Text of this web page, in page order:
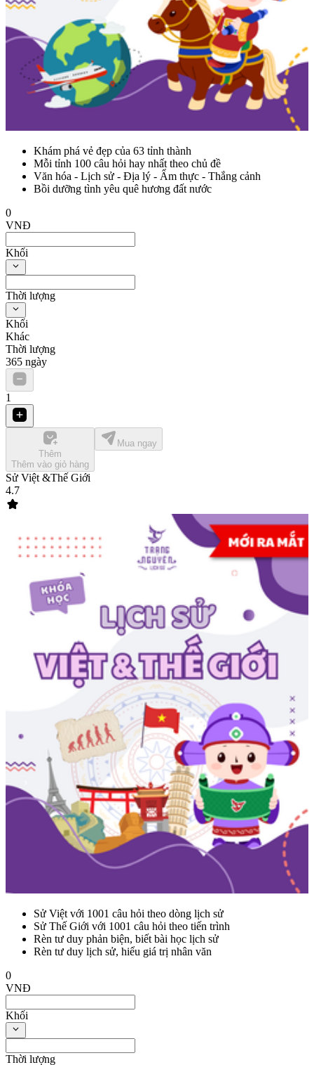
Khám phá vẻ đẹp của 63 tỉnh thành
Mỗi tỉnh 100 câu hỏi hay nhất theo chủ đề
Văn hóa - Lịch sử - Địa lý - Ẩm thực - Thắng cảnh
Bồi dưỡng tình yêu quê hương đất nước
0
VNĐ
Khối
Thời lượng
Khối
Khác
Thời lượng
365 ngày
1
Thêm
Thêm vào giỏ hàng
Mua ngay
Sử Việt &Thế Giới
4.7
Sử Việt với 1001 câu hỏi theo dòng lịch sử
Sử Thế Giới với 1001 câu hỏi theo tiến trình
Rèn tư duy phản biện, biết bài học lịch sử
Rèn tư duy lịch sử, hiểu giá trị nhân văn
0
VNĐ
Khối
Thời lượng